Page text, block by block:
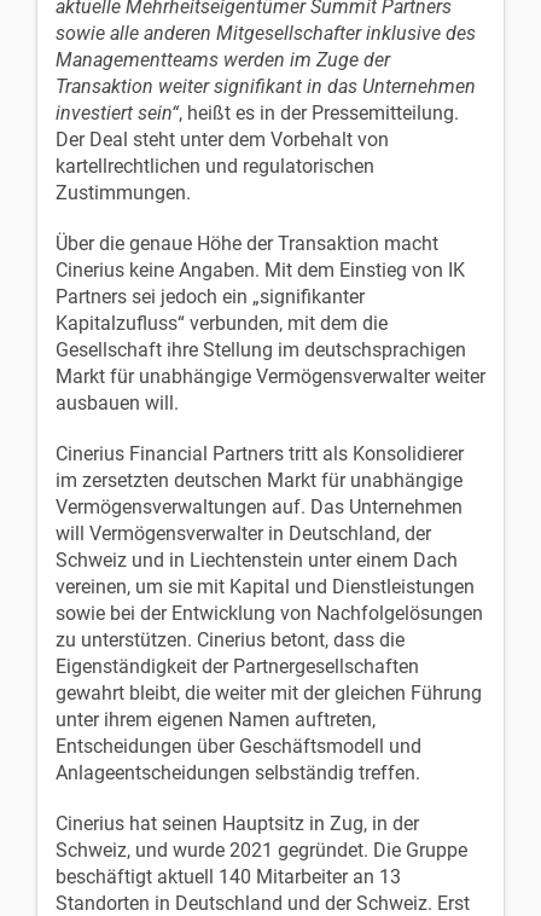
aktuelle Mehrheitseigentümer Summit Partners
sowie alle anderen Mitgesellschafter inklusive des
Managementteams werden im Zuge der
Transaktion weiter signifikant in das Unternehmen
investiert sein“, heißt es in der Pressemitteilung.
Der Deal steht unter dem Vorbehalt von
kartellrechtlichen und regulatorischen
Zustimmungen.
Über die genaue Höhe der Transaktion macht
Cinerius keine Angaben. Mit dem Einstieg von IK
Partners sei jedoch ein „signifikanter
Kapitalzufluss“ verbunden, mit dem die
Gesellschaft ihre Stellung im deutschsprachigen
Markt für unabhängige Vermögensverwalter weiter
ausbauen will.
Cinerius Financial Partners tritt als Konsolidierer
im zersetzten deutschen Markt für unabhängige
Vermögensverwaltungen auf. Das Unternehmen
will Vermögensverwalter in Deutschland, der
Schweiz und in Liechtenstein unter einem Dach
vereinen, um sie mit Kapital und Dienstleistungen
sowie bei der Entwicklung von Nachfolgelösungen
zu unterstützen. Cinerius betont, dass die
Eigenständigkeit der Partnergesellschaften
gewahrt bleibt, die weiter mit der gleichen Führung
unter ihrem eigenen Namen auftreten,
Entscheidungen über Geschäftsmodell und
Anlageentscheidungen selbständig treffen.
Cinerius hat seinen Hauptsitz in Zug, in der
Schweiz, und wurde 2021 gegründet. Die Gruppe
beschäftigt aktuell 140 Mitarbeiter an 13
Standorten in Deutschland und der Schweiz. Erst